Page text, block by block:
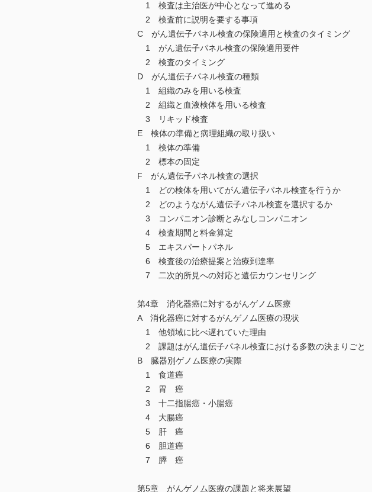
1 検査は主治医が中心となって進める
2 検査前に説明を要する事項
C がん遺伝子パネル検査の保険適用と検査のタイミング
1 がん遺伝子パネル検査の保険適用要件
2 検査のタイミング
D がん遺伝子パネル検査の種類
1 組織のみを用いる検査
2 組織と血液検体を用いる検査
3 リキッド検査
E 検体の準備と病理組織の取り扱い
1 検体の準備
2 標本の固定
F がん遺伝子パネル検査の選択
1 どの検体を用いてがん遺伝子パネル検査を行うか
2 どのようながん遺伝子パネル検査を選択するか
3 コンパニオン診断とみなしコンパニオン
4 検査期間と料金算定
5 エキスパートパネル
6 検査後の治療提案と治療到達率
7 二次的所見への対応と遺伝カウンセリング
第4章 消化器癌に対するがんゲノム医療
A 消化器癌に対するがんゲノム医療の現状
1 他領域に比べ遅れていた理由
2 課題はがん遺伝子パネル検査における多数の決まりごと
B 臓器別ゲノム医療の実際
1 食道癌
2 胃 癌
3 十二指腸癌・小腸癌
4 大腸癌
5 肝 癌
6 胆道癌
7 膵 癌
第5章 がんゲノム医療の課題と将来展望